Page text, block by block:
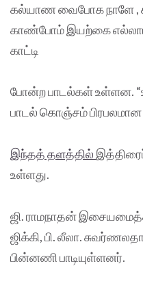
கல்யாண வைபோக நாளே ,
காண்போம் இயற்கை
காட்டி
போன்ற பாடல்கள் உள்ளன.
பாடல் கொஞ்சம் பிரபலமான
இந்தத் தளத்தில்
உள்ளது.
ஜி. ராமநாதன்
ஜிக்கி, பி. லீலா.
பின்னணி பாடியுள்ளனர்.